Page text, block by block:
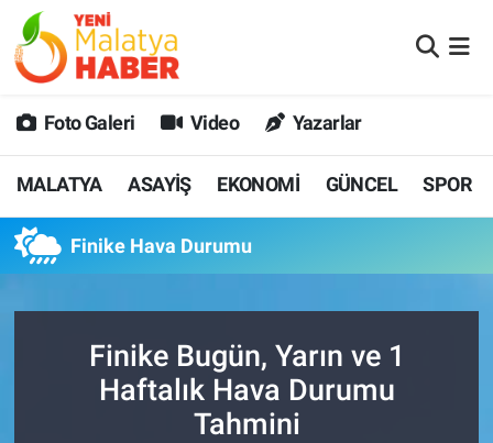
Foto Galeri Video Yazarlar
MALATYA ASAYİŞ EKONOMİ GÜNCEL SPOR
Finike Hava Durumu
Finike Bugün, Yarın ve 1
Haftalık Hava Durumu
Tahmini
MALATYA
GÜNCEL
SPOR
SAĞLIK
DİĞER
Malatya Nöbetçi Eczaneler
MALATYA Namaz Vakitleri
Malatya Trafik Yoğunluk Haritası
Süper Lig Puan Durumu ve Fikstür
Tüm Manşetler
Son Dakika Haberleri